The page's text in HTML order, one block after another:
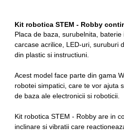
Kit robotica STEM - Robby
Placa de baza, surubelnita, baterie
carcase acrilice, LED-uri, suruburi
din plastic si instructiuni.
Acest model face parte din gama
robotei simpatici, care te vor ajuta
de baza ale electronicii si roboticii.
Kit robotica STEM - Robby are in
inclinare si vibratii care